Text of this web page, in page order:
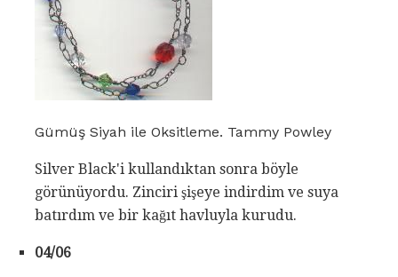
Gümüş Siyah ile Oksitleme. Tammy Powley
Silver Black'i kullandıktan sonra böyle
görünüyordu. Zinciri şişeye indirdim ve suya
batırdım ve bir kağıt havluyla kurudu.
04/06